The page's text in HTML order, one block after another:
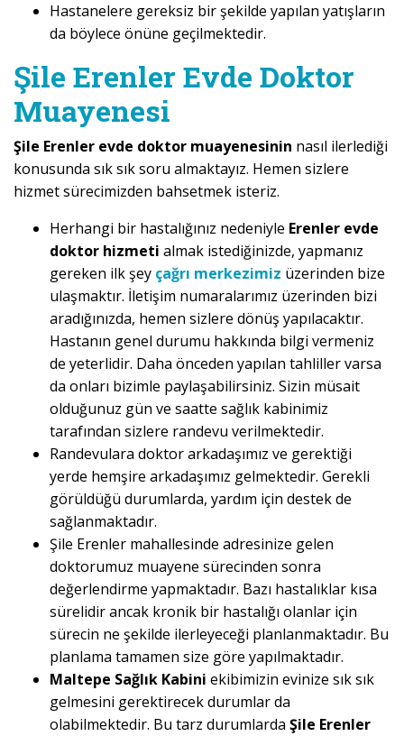
Hastanelere gereksiz bir şekilde yapılan yatışların
da böylece önüne geçilmektedir.
Şile Erenler Evde Doktor
Muayenesi
Şile Erenler evde doktor muayenesinin nasıl ilerlediği
konusunda sık sık soru almaktayız. Hemen sizlere
hizmet sürecimizden bahsetmek isteriz.
Herhangi bir hastalığınız nedeniyle Erenler evde
doktor hizmeti almak istediğinizde, yapmanız
gereken ilk şey çağrı merkezimiz üzerinden bize
ulaşmaktır. İletişim numaralarımız üzerinden bizi
aradığınızda, hemen sizlere dönüş yapılacaktır.
Hastanın genel durumu hakkında bilgi vermeniz
de yeterlidir. Daha önceden yapılan tahliller varsa
da onları bizimle paylaşabilirsiniz. Sizin müsait
olduğunuz gün ve saatte sağlık kabinimiz
tarafından sizlere randevu verilmektedir.
Randevulara doktor arkadaşımız ve gerektiği
yerde hemşire arkadaşımız gelmektedir. Gerekli
görüldüğü durumlarda, yardım için destek de
sağlanmaktadır.
Şile Erenler mahallesinde adresinize gelen
doktorumuz muayene sürecinden sonra
değerlendirme yapmaktadır. Bazı hastalıklar kısa
sürelidir ancak kronik bir hastalığı olanlar için
sürecin ne şekilde ilerleyeceği planlanmaktadır. Bu
planlama tamamen size göre yapılmaktadır.
Maltepe Sağlık Kabini ekibimizin evinize sık sık
gelmesini gerektirecek durumlar da
olabilmektedir. Bu tarz durumlarda Şile Erenler